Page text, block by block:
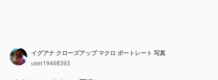
イグアナ クローズアップ マクロ ポートレート 写真
user19468393